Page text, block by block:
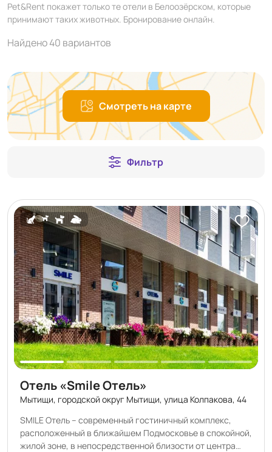
Pet&Rent покажет только те отели в Белоозёрском, которые
принимают таких животных. Бронирование онлайн.
Найдено 40 вариантов
Смотреть на карте
Фильтр
Отель «Smile Отель»
Мытищи, городской округ Мытищи, улица Колпакова, 44
SMILE Отель – современный гостиничный комплекс,
расположенный в ближайшем Подмосковье в спокойной,
жилой зоне, в непосредственной близости от центра